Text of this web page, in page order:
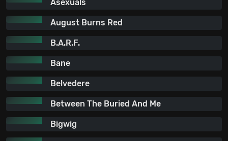
Asexuals
August Burns Red
B.A.R.F.
Bane
Belvedere
Between The Buried And Me
Bigwig